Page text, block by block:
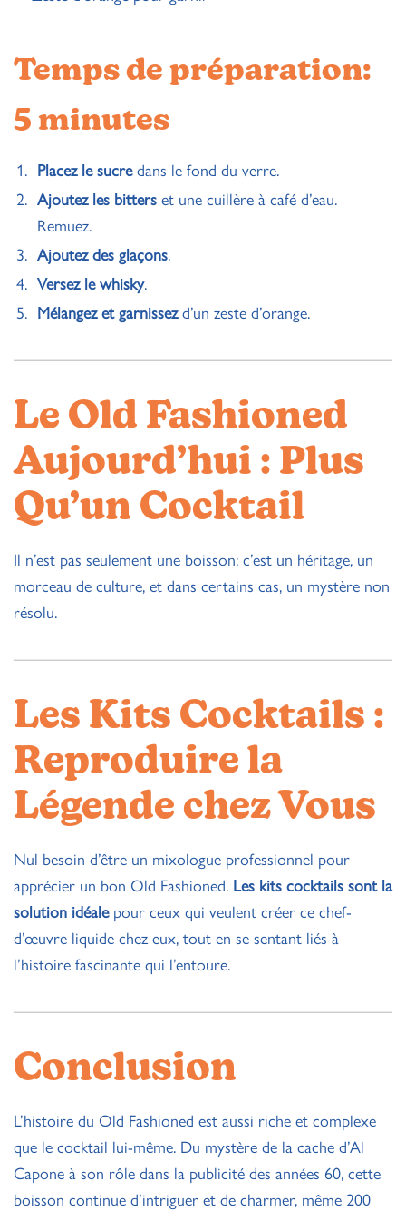
Temps de préparation:
5 minutes
Placez le sucredans le fond du verre.
Ajoutez les bitters et une cuillère à café d’eau.
Remuez.
Ajoutez des glaçons.
Versez le whisky.
Mélangez et garnissezd’un zeste d’orange.
Le Old Fashioned
Aujourd’hui : Plus
Qu’un Cocktail
Il n’est pas seulement une boisson; c’est un héritage, un
morceau de culture, et dans certains cas, un mystère non
résolu.
Les Kits Cocktails :
Reproduire la
Légende chez Vous
Nul besoin d’être un mixologue professionnel pour
apprécier un bon Old Fashioned. Les kits cocktails sont la
solution idéalepour ceux qui veulent créer ce chef-
d’œuvre liquide chez eux, tout en se sentant liés à
l’histoire fascinante qui l’entoure.
Conclusion
L’histoire du Old Fashioned est aussi riche et complexe
que le cocktail lui-même. Du mystère de la cache d’Al
Capone à son rôle dans la publicité des années 60, cette
boisson continue d’intriguer et de charmer, même 200